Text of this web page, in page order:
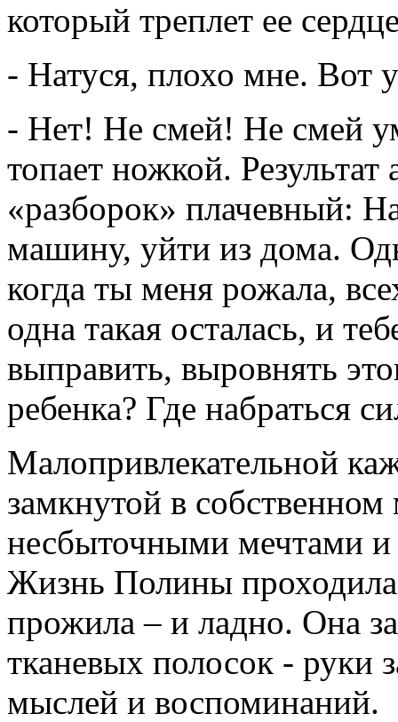
который треплет ее
- Натуся, плохо мне. Вот
- Нет! Не смей! Не смей
топает ножкой. Результат
«разборок» плачевный:
машину, уйти из дома.
когда ты меня рожала,
одна такая осталась, и
выправить, выровнять
ребенка? Где набраться
Малопривлекательной
замкнутой в
несбыточными мечтами
Жизнь Полины проходила
прожила – и ладно. Она
тканевых полосок - руки
мыслей и воспоминаний.